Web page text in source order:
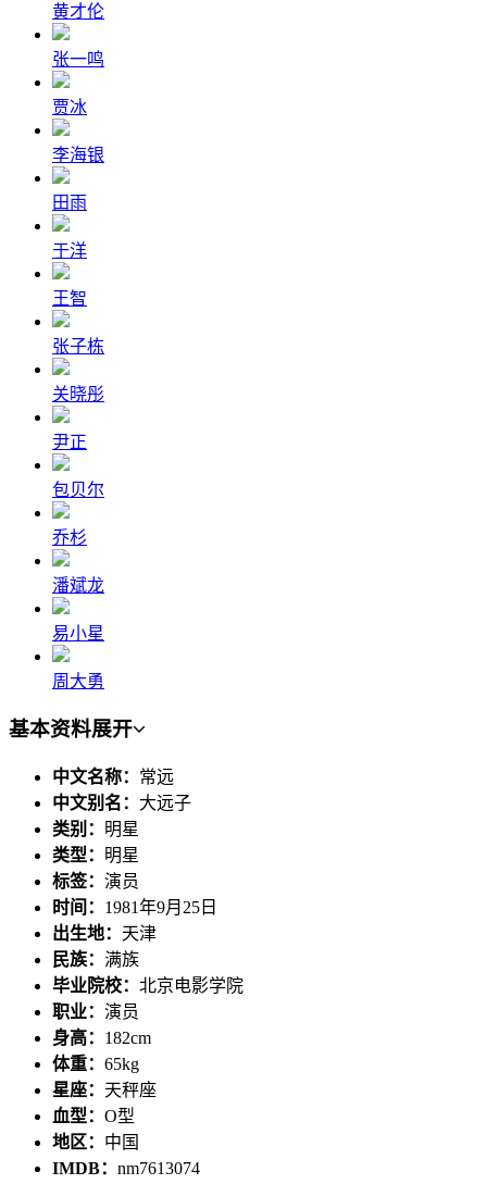
黄才伦
张一鸣
贾冰
李海银
田雨
于洋
王智
张子栋
关晓彤
尹正
包贝尔
乔杉
潘斌龙
易小星
周大勇
基本资料展开
中文名称： 常远
中文别名： 大远子
类别： 明星
类型： 明星
标签： 演员
时间： 1981年9月25日
出生地： 天津
民族： 满族
毕业院校： 北京电影学院
职业： 演员
身高： 182cm
体重： 65kg
星座： 天秤座
血型： O型
地区： 中国
IMDB： nm7613074